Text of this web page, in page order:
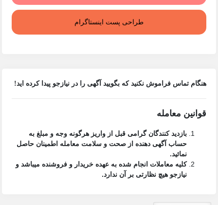
طراحی پست اینستاگرام
هنگام تماس فراموش نکنید که بگویید آگهی را درنیازجوپیدا کرده اید!
قوانین معامله
بازدید کنندگان گرامی قبل از واریز هرگونه وجه و مبلغ به
حساب آگهی دهنده از صحت و سلامت معامله اطمینان حاصل
نمائید.
کلیه معاملات انجام شده به عهده خریدار و فروشنده میباشد و
نیازجو هیچ نظارتی بر آن ندارد.